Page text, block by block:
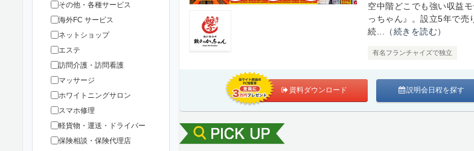
その他・各種サービス
海外FC サービス
ネットショップ
エステ
訪問介護・訪問看護
マッサージ
ホワイトニングサロン
スマホ修理
軽貨物・運送・ドライバー
保険相談・保険代理店
空中階どこでも強い収益
っちゃん』。設立5年で売
続...
（続きを読む）
有名フランチャイズで独立
資料ダウンロード 説明会日程を探す